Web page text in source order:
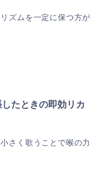
ズムを一定に保つ方が
たときの即効リカ
さく歌うことで喉の力